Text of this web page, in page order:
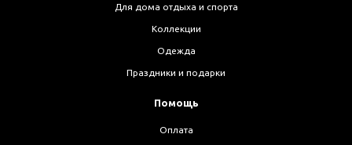
Для дома отдыха и спорта
Коллекции
Одежда
Праздники и подарки
Помощь
Оплата